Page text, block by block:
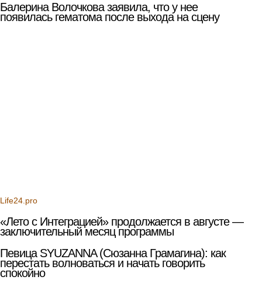
Балерина Волочкова заявила, что у нее
появилась гематома после выхода на сцену
Life24.pro
«Лето с Интеграцией» продолжается в августе —
заключительный месяц программы
Певица SYUZANNA (Сюзанна Грамагина): как
перестать волноваться и начать говорить
спокойно